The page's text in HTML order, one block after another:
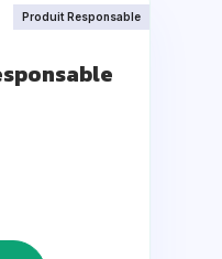
Produit Responsable